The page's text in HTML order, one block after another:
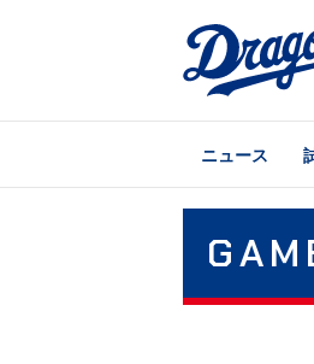
ニュース